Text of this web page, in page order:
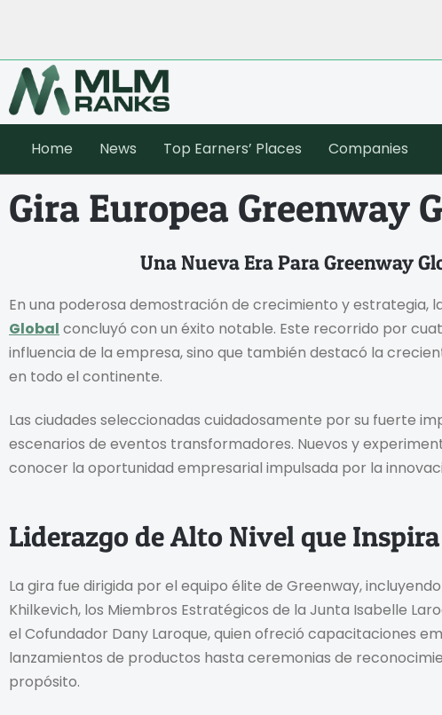
Home News Top Earners’ Places Companies
Gira Europea Greenway
Una Nueva Era Para Greenway
En una poderosa demostración de crecimiento y estrategia,
Global concluyó con un éxito notable. Este recorrido por
influencia de la empresa, sino que también destacó la
en todo el continente.
Las ciudades seleccionadas cuidadosamente por su fuerte
escenarios de eventos transformadores. Nuevos y
conocer la oportunidad empresarial impulsada por la
Liderazgo de Alto Nivel que
La gira fue dirigida por el equipo élite de Greenway,
Khilkevich, los Miembros Estratégicos de la Junta Isabelle
el Cofundador Dany Laroque, quien ofreció capacitaciones
lanzamientos de productos hasta ceremonias de
propósito.